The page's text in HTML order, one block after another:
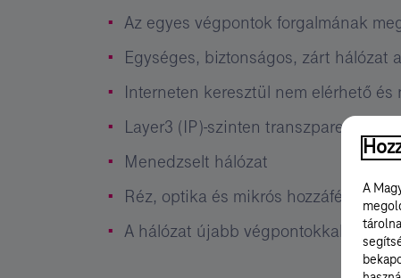
Az egyes végpontok forgalmának
Egységes, biztonságos, zárt hálózat
Interneten keresztül nem elérhető és
Layer3 (IP)-szinten transzparens átvitel
Menedzselt hálózat
Réz, optika és mikrós hozzáférés,
A hálózat újabb végpontokkal
A